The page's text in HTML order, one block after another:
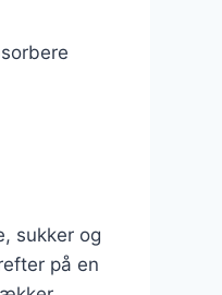
sukker og
på en